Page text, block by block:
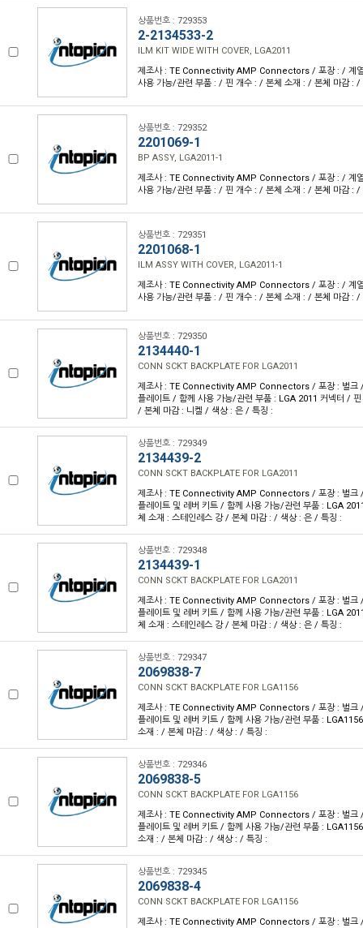
상품번호 : 729353
2-2134533-2
ILM KIT WIDE WITH COVER, LGA2011
제조사 : TE Connectivity AMP Connectors / 포장 : / 계
사용 가능/관련 부품 : / 핀 개수 : / 본체 소재 : / 본체 마감 :
상품번호 : 729352
2201069-1
BP ASSY, LGA2011-1
제조사 : TE Connectivity AMP Connectors / 포장 : / 계
사용 가능/관련 부품 : / 핀 개수 : / 본체 소재 : / 본체 마감 :
상품번호 : 729351
2201068-1
ILM ASSY WITH COVER, LGA2011-1
제조사 : TE Connectivity AMP Connectors / 포장 : / 계
사용 가능/관련 부품 : / 핀 개수 : / 본체 소재 : / 본체 마감 :
상품번호 : 729350
2134440-1
CONN SCKT BACKPLATE FOR LGA2011
제조사 : TE Connectivity AMP Connectors / 포장 : 벌크
플레이트 / 함께 사용 가능/관련 부품 : LGA 2011 커넥터 /
/ 본체 마감 : 니켈 / 색상 : 은 / 특징 :
상품번호 : 729349
2134439-2
CONN SCKT BACKPLATE FOR LGA2011
제조사 : TE Connectivity AMP Connectors / 포장 : 벌크
플레이트 및 레버 키트 / 함께 사용 가능/관련 부품 : LGA
체 소재 : 스테인레스 강 / 본체 마감 : / 색상 : 은 / 특징 :
상품번호 : 729348
2134439-1
CONN SCKT BACKPLATE FOR LGA2011
제조사 : TE Connectivity AMP Connectors / 포장 : 벌크
플레이트 및 레버 키트 / 함께 사용 가능/관련 부품 : LGA
체 소재 : 스테인레스 강 / 본체 마감 : / 색상 : 은 / 특징 :
상품번호 : 729347
2069838-7
CONN SCKT BACKPLATE FOR LGA1156
제조사 : TE Connectivity AMP Connectors / 포장 : 벌크
플레이트 및 레버 키트 / 함께 사용 가능/관련 부품 :
소재 : / 본체 마감 : / 색상 : / 특징 :
상품번호 : 729346
2069838-5
CONN SCKT BACKPLATE FOR LGA1156
제조사 : TE Connectivity AMP Connectors / 포장 : 벌크
플레이트 및 레버 키트 / 함께 사용 가능/관련 부품 :
소재 : / 본체 마감 : / 색상 : / 특징 :
상품번호 : 729345
2069838-4
CONN SCKT BACKPLATE FOR LGA1156
제조사 : TE Connectivity AMP Connectors / 포장 : 벌크